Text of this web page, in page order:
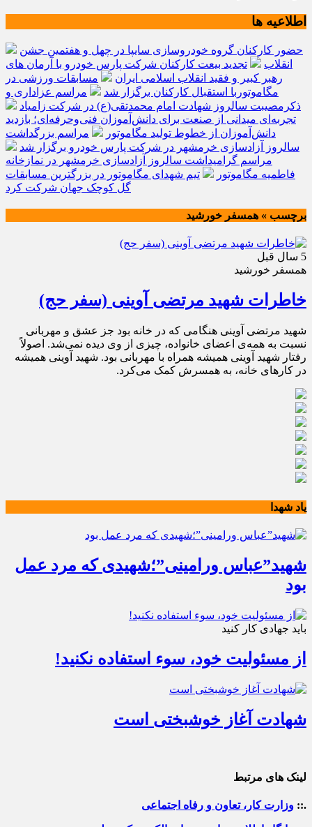
اطلاعیه ها
حضور کارکنان گروه خودروسازی سایپا در چهل و هفتمین جشن
انقلاب
تجدید بیعت کارکنان شرکت پارس خودرو با آرمان های
رهبر کبیر و فقید انقلاب اسلامی ایران
مسابقات ورزشی در
مگاموتوربا استقبال کارکنان برگزار شد
مراسم عزاداری و
ذکرمصیبت سالروز شهادت امام محمدتقی(ع) در شرکت زامیاد
تجربه‌ای میدانی از صنعت برای دانش‌آموزان فنی‌وحرفه‌ای؛ بازدید
دانش‌آموزان از خطوط تولید مگاموتور
مراسم بزرگداشت
سالروز آزادسازی خرمشهر در شرکت پارس خودرو برگزار شد
مراسم گرامیداشت سالروز آزادسازی خرمشهر در نمازخانه
فاطمیه مگاموتور
تیم شهدای مگاموتور در بزرگترین مسابقات
گل کوچک جهان شرکت کرد
برچسب » همسفر خورشيد
5 سال قبل
همسفر خورشيد
خاطرات شهید مرتضی آوینی (سفر حج)
شهید مرتضی آوینی هنگامی که در خانه بود جز عشق و مهربانی
نسبت به همه‌ی اعضای خانواده، چیزی از وی دیده نمی‌شد. اصولاً
رفتار شهید آوینی همیشه همراه با مهربانی بود. شهید آوینی همیشه
در کارهای خانه، به همسرش کمک می‌کرد.
یاد شهدا
شهید”عباس ورامینی”؛شهیدی که مرد عمل
بود
باید جهادی کار کنید
از مسئولیت خود، سوء استفاده نکنید!
شهادت آغاز خوشبختی است
لینک های مرتبط
.:: وزارت کار، تعاون و رفاه اجتماعی